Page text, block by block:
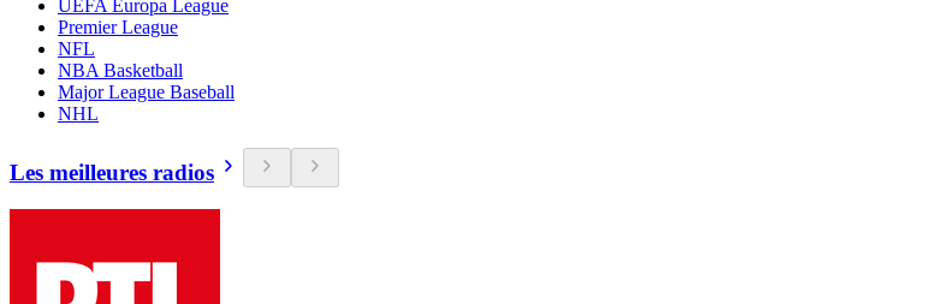
UEFA Europa League
Premier League
NFL
NBA Basketball
Major League Baseball
NHL
Les meilleures radios